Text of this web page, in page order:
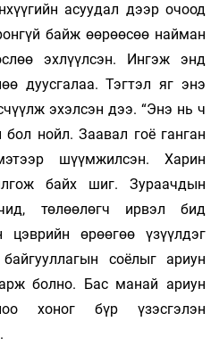
асуудал дээр очоод
байж өөрөөсөө найман
эхлүүлсэн. Ингэж энд
дуусгалаа. Тэгтэл яг энэ
эхэлсэн дээ. “Энэ нь ч
нойл. Заавал гоё ганган
шүүмжилсэн. Харин
байх шиг. Зураачдын
төлөөлөгч ирвэл бид
цэврийн өрөөгөө үзүүлдэг
соёлыг ариун
болно. Бас манай ариун
хоног бүр үзэсгэлэн